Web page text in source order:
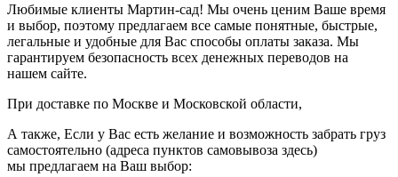
Любимые клиенты Мартин-сад! Мы очень ценим Ваше время
и выбор, поэтому предлагаем все самые понятные, быстрые,
легальные и удобные для Вас способы оплаты заказа. Мы
гарантируем безопасность всех денежных переводов на
нашем сайте.
При доставке по Москве и Московской области,
А также, Если у Вас есть желание и возможность забрать груз
самостоятельно (адреса пунктов самовывоза здесь)
мы предлагаем на Ваш выбор: